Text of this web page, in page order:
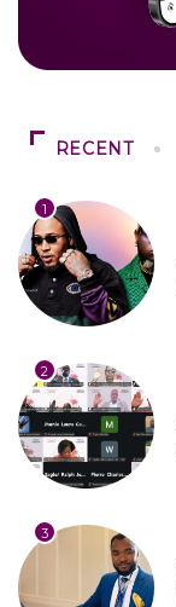
RECENT
1
2
3